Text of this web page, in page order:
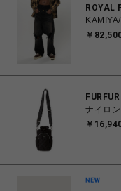
ROYAL
￥
FURFUR
ナイロ
￥